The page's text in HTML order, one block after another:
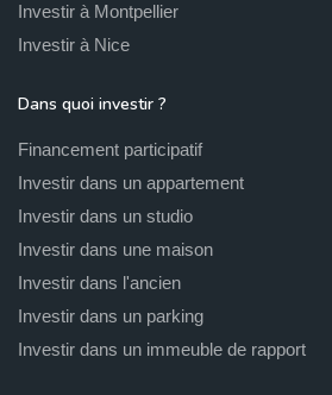
Investir à Montpellier
Investir à Nice
Dans quoi investir ?
Financement participatif
Investir dans un appartement
Investir dans un studio
Investir dans une maison
Investir dans l'ancien
Investir dans un parking
Investir dans un immeuble de rapport